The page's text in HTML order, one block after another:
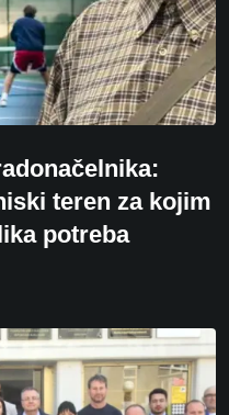
teren za kojim
potreba